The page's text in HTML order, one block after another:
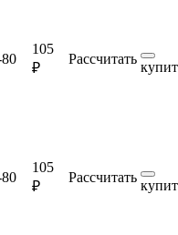
105
₽
Рассчитать
105
₽
Рассчитать